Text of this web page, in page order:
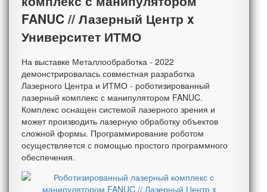
FANUC // Лазерный Центр x
Университет ИТМО
На выставке Металлообработка - 2022
демонстрировалась совместная разработка
Лазерного Центра и ИТМО - роботизированный
лазерный комплекс с манипулятором FANUC.
Комплекс оснащен системой лазерного зрения и
может производить лазерную обработку объектов
сложной формы. Программирование роботом
осуществляется с помощью простого программного
обеспечения.